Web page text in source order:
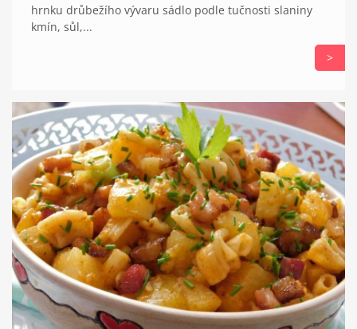
hrnku drůbežího vývaru sádlo podle tučnosti slaniny
kmín, sůl,...
>